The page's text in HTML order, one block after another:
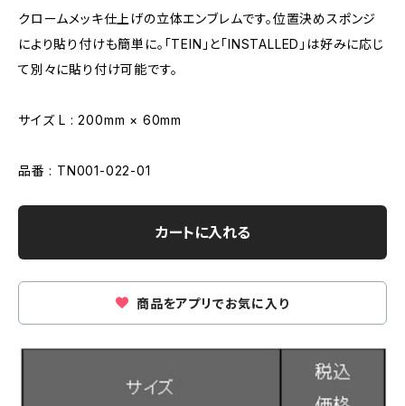
クロームメッキ仕上げの立体エンブレムです。位置決めスポンジ
により貼り付けも簡単に。「TEIN」と「INSTALLED」は好みに応じ
て別々に貼り付け可能です。
サイズ L : 200mm × 60mm
品番 : TN001-022-01
カートに入れる
商品をアプリでお気に入り